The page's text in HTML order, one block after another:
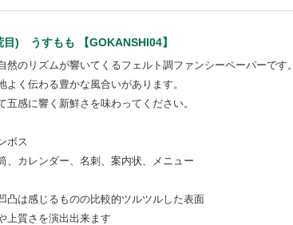
目) うすもも 【GOKANSHI04】
然のリズムが響いてくるフェルト調ファンシーペーパーです。
よく伝わる豊かな風合いがあります。
五感に響く新鮮さを味わってください。
ボス
、カレンダー、名刺、案内状、メニュー
凸は感じるものの比較的ツルツルした表面
上質さを演出出来ます